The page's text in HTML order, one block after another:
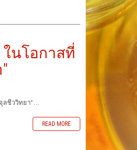
นโอกาสที่
ชีววิทยา" ...
READ MORE